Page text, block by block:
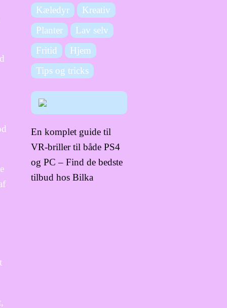
Kæledyr
Kreativ
Planter
Lav selv
Fritid
Hjem
Tips og tricks
En komplet guide til
VR-briller til både PS4
og PC – Find de bedste
tilbud hos Bilka